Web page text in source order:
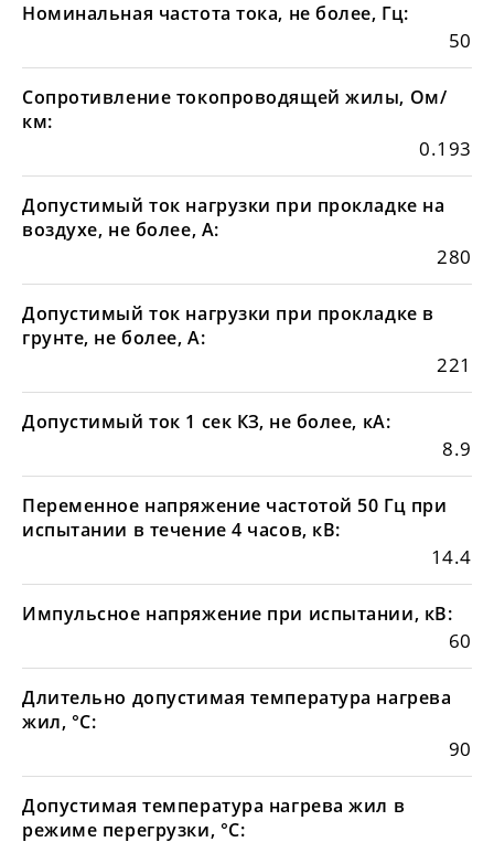
Номинальная частота тока, не более, Гц:
50
Сопротивление токопроводящей жилы, Ом/
км:
0.193
Допустимый ток нагрузки при прокладке на
воздухе, не более, А:
280
Допустимый ток нагрузки при прокладке в
грунте, не более, А:
221
Допустимый ток 1 сек КЗ, не более, кА:
8.9
Переменное напряжение частотой 50 Гц при
испытании в течение 4 часов, кВ:
14.4
Импульсное напряжение при испытании, кВ:
60
Длительно допустимая температура нагрева
жил, °С:
90
Допустимая температура нагрева жил в
режиме перегрузки, °С: